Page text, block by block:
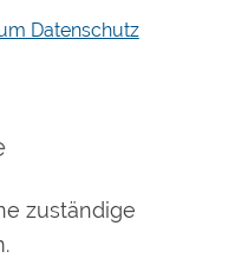
Datenschutz
zuständige